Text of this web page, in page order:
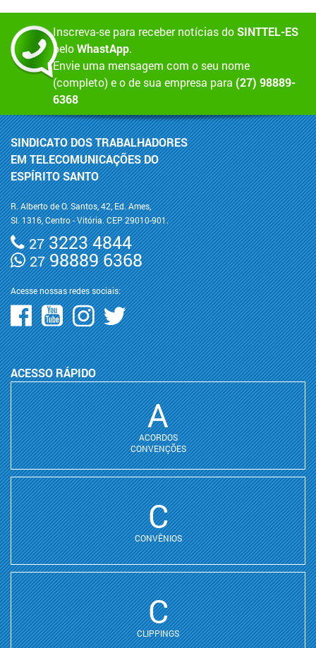
Inscreva-se para receber notícias doSINTTEL-ES
peloWhastApp.
Envie uma mensagem com o seu nome
(completo) e o de sua empresa para (27) 98889-
6368
SINDICATO DOS TRABALHADORES
EM TELECOMUNICAÇÕES DO
ESPÍRITO SANTO
R. Alberto de O. Santos, 42, Ed. Ames,
Sl. 1316, Centro - Vitória. CEP 29010-901.
273223 4844
2798889 6368
Acesse nossas redes sociais:
ACESSO RÁPIDO
A
ACORDOS
CONVENÇÕES
C
CONVÊNIOS
C
CLIPPINGS